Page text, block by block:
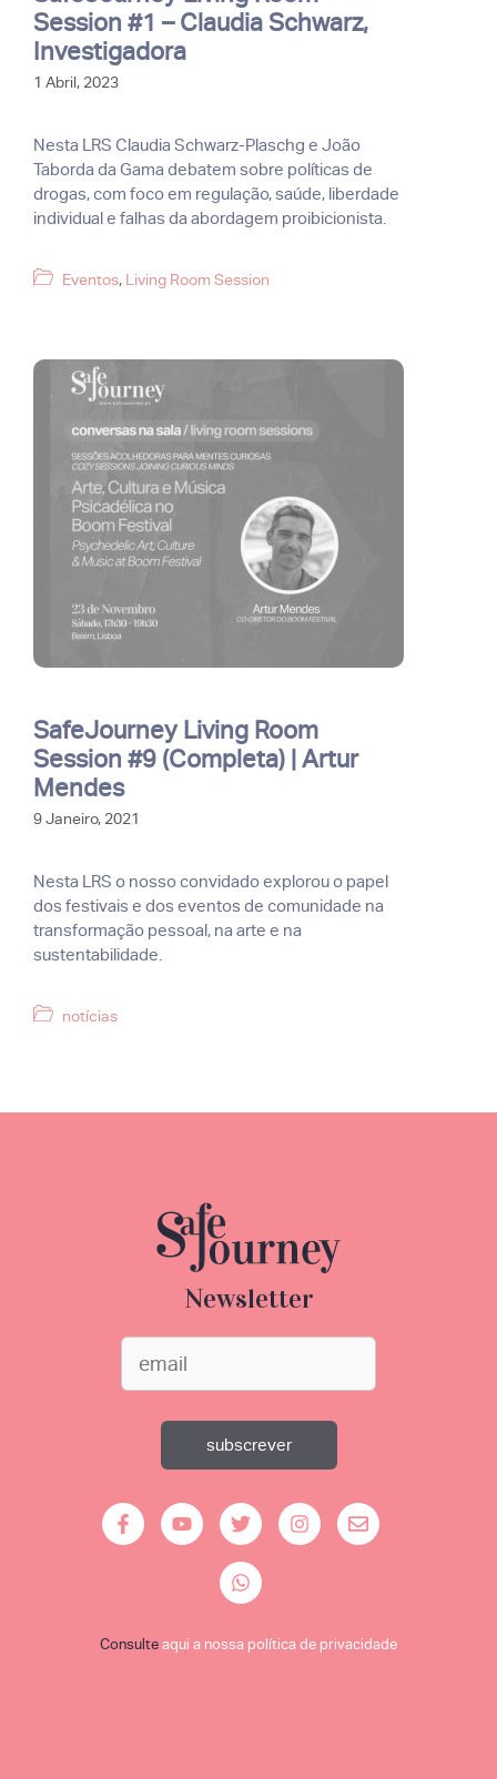
Session #1 – Claudia Schwarz,
Investigadora
1 Abril, 2023
Nesta LRS Claudia Schwarz-Plaschg e João
Taborda da Gama debatem sobre políticas de
drogas, com foco em regulação, saúde, liberdade
individual e falhas da abordagem proibicionista.
Categorias
Eventos, Living Room Session
SafeJourney Living Room
Session #9 (Completa) | Artur
Mendes
9 Janeiro, 2021
Nesta LRS o nosso convidado explorou o papel
dos festivais e dos eventos de comunidade na
transformação pessoal, na arte e na
sustentabilidade.
Categorias
notícias
Newsletter
Consulte aqui a nossa política de privacidade